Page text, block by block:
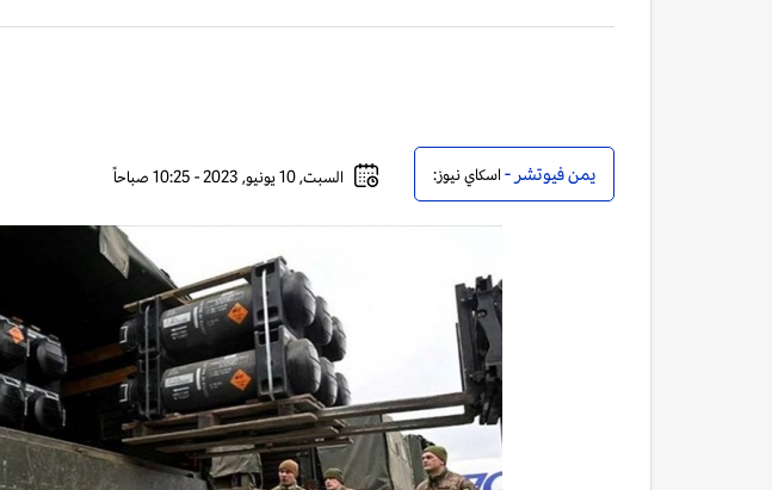
يمن فيوتشر - اسكاي نيوز: السبت, 10 يونيو, 2023 - 10:25 صباحاً